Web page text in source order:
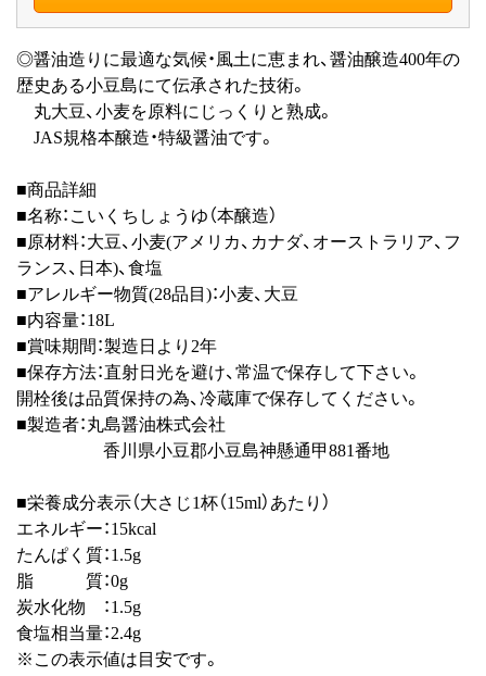
◎醤油造りに最適な気候・風土に恵まれ、醤油醸造400年の
歴史ある小豆島にて伝承された技術。
丸大豆、小麦を原料にじっくりと熟成。
JAS規格本醸造・特級醤油です。
■商品詳細
■名称：こいくちしょうゆ（本醸造）
■原材料：大豆、小麦(アメリカ、カナダ、オーストラリア、フ
ランス、日本)、食塩
■アレルギー物質(28品目)：小麦、大豆
■内容量：18L
■賞味期間：製造日より2年
■保存方法：直射日光を避け、常温で保存して下さい。
開栓後は品質保持の為、冷蔵庫で保存してください。
■製造者：丸島醤油株式会社
香川県小豆郡小豆島神懸通甲881番地
■栄養成分表示（大さじ1杯（15ml）あたり）
エネルギー：15kcal
たんぱく質：1.5g
脂 質：0g
炭水化物 ：1.5g
食塩相当量：2.4g
※この表示値は目安です。